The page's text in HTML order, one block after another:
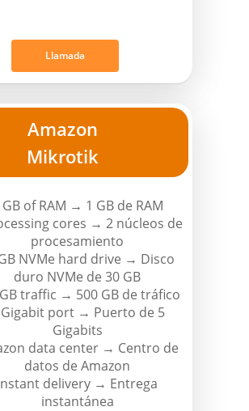
Llamada
Amazon
Mikrotik
GB of RAM → 1 GB de RAM
cores → 2 núcleos de
procesamiento
NVMe hard drive → Disco
duro NVMe de 30 GB
traffic → 500 GB de tráfico
port → Puerto de 5
Gigabits
data center → Centro de
datos de Amazon
delivery → Entrega
instantánea